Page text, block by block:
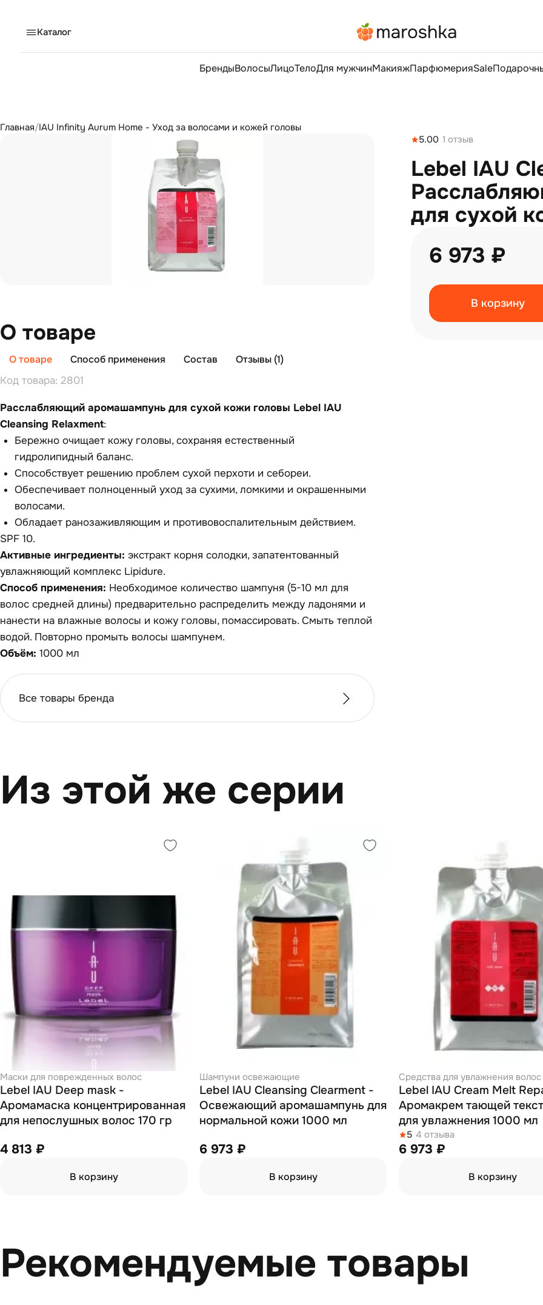
Каталог
БрендыВолосыЛицоТелоДля мужчинМакияжПарфюмерияSale
Главная/IAU Infinity Aurum Home - Уход за волосами и кожей головы
5.00 1 отзыв
Lebel IAU
для сухой
6 973 ₽
В корзину
О товаре
О товаре Способ применения Состав
Отзывы (1)
Код товара: 2801
Расслабляющий аромашампунь для сухой кожи головы Lebel IAU
Cleansing Relaxment:
Бережно очищает кожу головы, сохраняя естественный
гидролипидный баланс.
Способствует решению проблем сухой перхоти и себореи.
Обеспечивает полноценный уход за сухими, ломкими и окрашенными
волосами.
Обладает ранозаживляющим и противовоспалительным действием.
SPF 10.
Активные ингредиенты: экстракт корня солодки, запатентованный
увлажняющий комплекс Lipidure.
Способ применения: Необходимое количество шампуня (5-10 мл для
волос средней длины) предварительно распределить между ладонями и
нанести на влажные волосы и кожу головы, помассировать. Смыть теплой
водой. Повторно промыть волосы шампунем.
Объём: 1000 мл
Все товары бренда
Из этой же серии
Маски для поврежденных волос
Lebel IAU Deep mask -
Аромамаска концентрированная
для непослушных волос 170 гр
4 813 ₽
В корзину
Шампуни освежающие
Lebel IAU Cleansing Clearment -
Освежающий аромашампунь для
нормальной кожи 1000 мл
6 973 ₽
В корзину
Средства для увлажнения волос
Lebel IAU Cream Melt
Аромакрем тающей
для увлажнения 1000 мл
5 4 отзыва
6 973 ₽
В корзину
Рекомендуемые товары